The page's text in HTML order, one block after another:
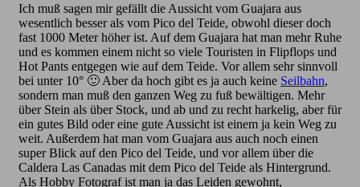
Ich muß sagen mir gefällt die Aussicht vom Guajara aus
wesentlich besser als vom Pico del Teide, obwohl dieser doch
fast 1000 Meter höher ist. Auf dem Guajara hat man mehr Ruhe
und es kommen einem nicht so viele Touristen in Flipflops und
Hot Pants entgegen wie auf dem Teide. Vor allem sehr sinnvoll
bei unter 10° 🙂 Aber da hoch gibt es ja auch keine Seilbahn,
sondern man muß den ganzen Weg zu fuß bewältigen. Mehr
über Stein als über Stock, und ab und zu recht harkelig, aber für
ein gutes Bild oder eine gute Aussicht ist einem ja kein Weg zu
weit. Außerdem hat man vom Guajara aus auch noch einen
super Blick auf den Pico del Teide, und vor allem über die
Caldera Las Canadas mit dem Pico del Teide als Hintergrund.
Als Hobby Fotograf ist man ja das Leiden gewohnt,